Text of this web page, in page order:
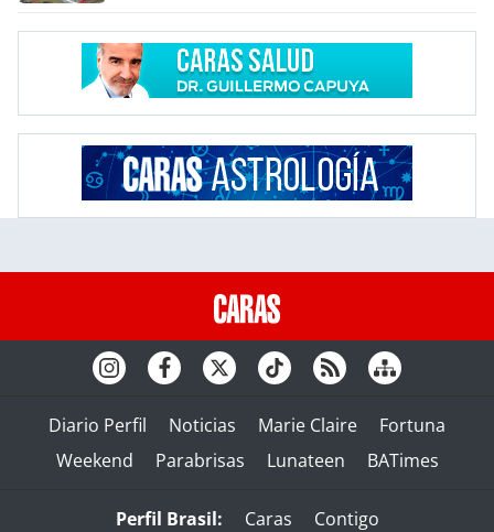
Diario Perfil Noticias Marie Claire
Fortuna
Weekend
Parabrisas Lunateen BATimes
Perfil Brasil: Caras
Contigo